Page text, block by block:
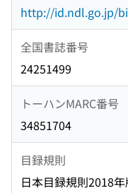
http://id.ndl.go.jp/
全国書誌番号
24251499
トーハンMARC番号
34851704
目録規則
日本目録規則2018年